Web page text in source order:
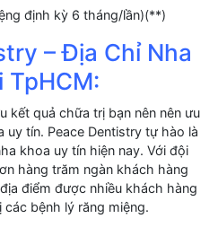
định kỳ 6 tháng/lần)(**)
– Địa Chỉ Nha
TpHCM:
kết quả chữa trị bạn nên nên ưu
tín. Peace Dentistry tự hào là
khoa uy tín hiện nay. Với đội
hàng trăm ngàn khách hàng
điểm được nhiều khách hàng
bệnh lý răng miệng.